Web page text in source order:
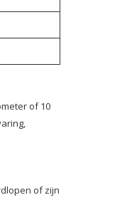
of 10
of zijn